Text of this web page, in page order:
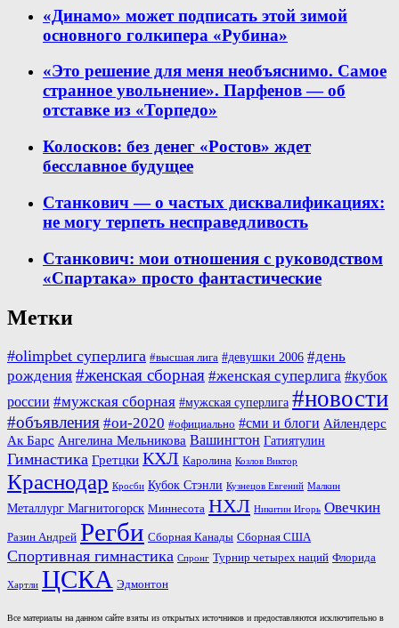
«Динамо» может подписать этой зимой
основного голкипера «Рубина»
«Это решение для меня необъяснимо. Самое
странное увольнение». Парфенов — об
отставке из «Торпедо»
Колосков: без денег «Ростов» ждет
бесславное будущее
Станкович — о частых дисквалификациях:
не могу терпеть несправедливость
Станкович: мои отношения с руководством
«Спартака» просто фантастические
Метки
#olimpbet суперлига #высшая лига #девушки 2006 #день
рождения #женская сборная #женская суперлига #кубок
россии #мужская сборная #мужская суперлига #новости
#объявления #ои-2020 #официально #сми и блоги Айлендерс
Ак Барс Ангелина Мельникова Вашингтон Гатиятулин
Гимнастика Гретцки КХЛ Каролина Козлов Виктор
Краснодар Кросби Кубок Стэнли Кузнецов Евгений Малкин
Металлург Магнитогорск Миннесота НХЛ Никитин Игорь Овечкин
Разин Андрей Регби Сборная Канады Сборная США
Спортивная гимнастика Спронг Турнир четырех наций Флорида
Хартли ЦСКА Эдмонтон
Все материалы на данном сайте взяты из открытых источников и предоставляются исключительно в